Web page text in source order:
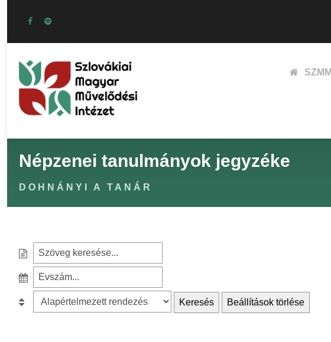
SZMMI
Népzenei tanulmányok jegyzéke
DOHNÁNYI A TANÁR
e
c
z
e
Keresés Beállítások törlése